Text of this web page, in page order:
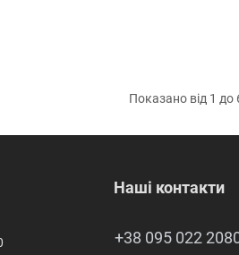
Показано від 1 до
Наші контакти
+38 095 022